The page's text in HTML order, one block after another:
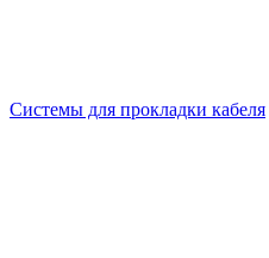
Системы для прокладки кабеля